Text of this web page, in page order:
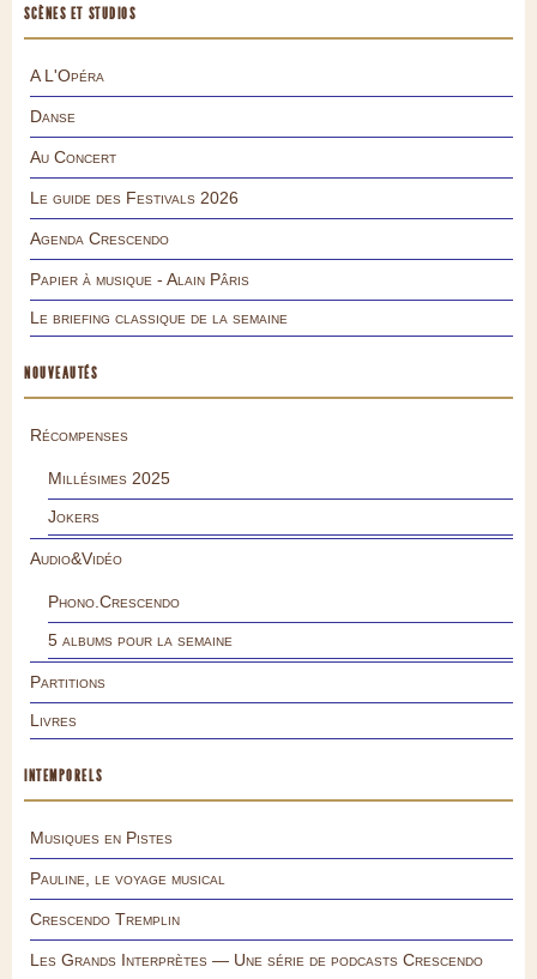
SCÈNES ET STUDIOS
A L'Opéra
Danse
Au Concert
Le guide des Festivals 2026
Agenda Crescendo
Papier à musique - Alain Pâris
Le briefing classique de la semaine
NOUVEAUTÉS
Récompenses
Millésimes 2025
Jokers
Audio&Vidéo
Phono.Crescendo
5 albums pour la semaine
Partitions
Livres
INTEMPORELS
Musiques en Pistes
Pauline, le voyage musical
Crescendo Tremplin
Les Grands Interprètes — Une série de podcasts Crescendo